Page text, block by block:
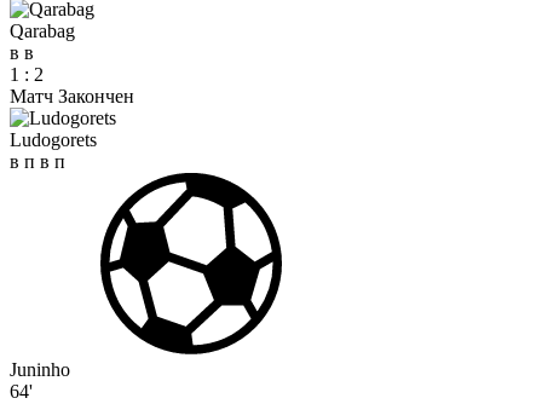
Qarabag
в в
1 : 2
Матч Закончен
Ludogorets
в п в п
Juninho
64'